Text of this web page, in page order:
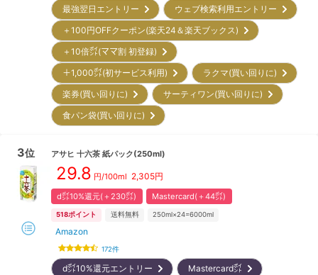
最強翌日エントリー
ウェブ検索利用エントリー
＋100円OFFクーポン(楽天24＆楽天ブックス)
＋10倍㌽(ママ割 初登録)
＋1,000㌽(初サービス利用)
ラクマ(買い回りに)
楽券(買い回りに)
サーティワン(買い回りに)
食パン袋(買い回りに)
3位 アサヒ 十六茶 紙パック(250ml)
29.8 円/100ml 2,305円
d㌽10%還元(＋230㌽) Mastercard(＋44㌽)
518ポイント 送料無料 250ml×24=6000ml
Amazon
172件
d㌽10%還元エントリー Mastercard㌽